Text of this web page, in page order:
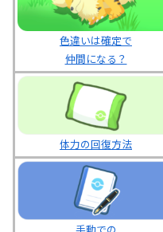
色違いは確定で
仲間になる？
体力の回復方法